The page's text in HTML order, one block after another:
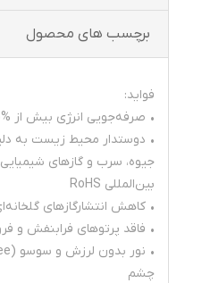
برچسب های محصول
فواید:
• صرفه‌جویی انرژی بیش از %85 در مصرف برق
• دوستدار محیط زیست به
جیوه، سرب و گازهای
بین‌المللی RoHS
• کاهش انتشارگازهای
• فاقد پرتوهای فرابنفش و
چشم